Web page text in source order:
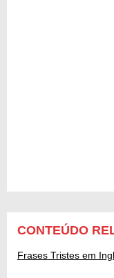
CONTEÚDO
Frases Tristes em